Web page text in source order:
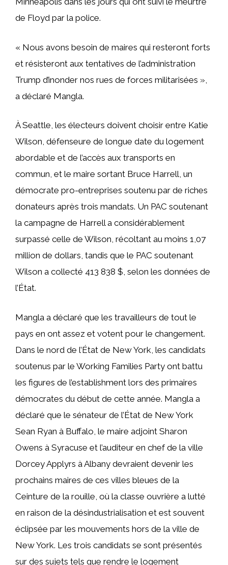
de Floyd par la police.
« Nous avons besoin de maires qui resteront forts
et résisteront aux tentatives de l’administration
Trump d’inonder nos rues de forces militarisées »,
a déclaré Mangla.
À Seattle, les électeurs doivent choisir entre Katie
Wilson, défenseure de longue date du logement
abordable et de l’accès aux transports en
commun, et le maire sortant Bruce Harrell, un
démocrate pro-entreprises soutenu par de riches
donateurs après trois mandats. Un PAC soutenant
la campagne de Harrell a considérablement
surpassé celle de Wilson, récoltant au moins 1,07
million de dollars, tandis que le PAC soutenant
Wilson a collecté 413 838 $, selon les données de
l’État.
Mangla a déclaré que les travailleurs de tout le
pays en ont assez et votent pour le changement.
Dans le nord de l’État de New York, les candidats
soutenus par le Working Families Party ont battu
les figures de l’establishment lors des primaires
démocrates du début de cette année. Mangla a
déclaré que le sénateur de l’État de New York
Sean Ryan à Buffalo, le maire adjoint Sharon
Owens à Syracuse et l’auditeur en chef de la ville
Dorcey Applyrs à Albany devraient devenir les
prochains maires de ces villes bleues de la
Ceinture de la rouille, où la classe ouvrière a lutté
en raison de la désindustrialisation et est souvent
éclipsée par les mouvements hors de la ville de
New York. Les trois candidats se sont présentés
sur des sujets tels que rendre le logement